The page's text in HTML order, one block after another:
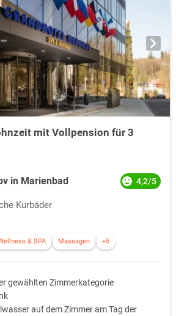
mit Vollpension für 3
in Marienbad 4,2/5
Kurbäder
& SPA Massagen +5
gewählten Zimmerkategorie
auf dem Zimmer am Tag der